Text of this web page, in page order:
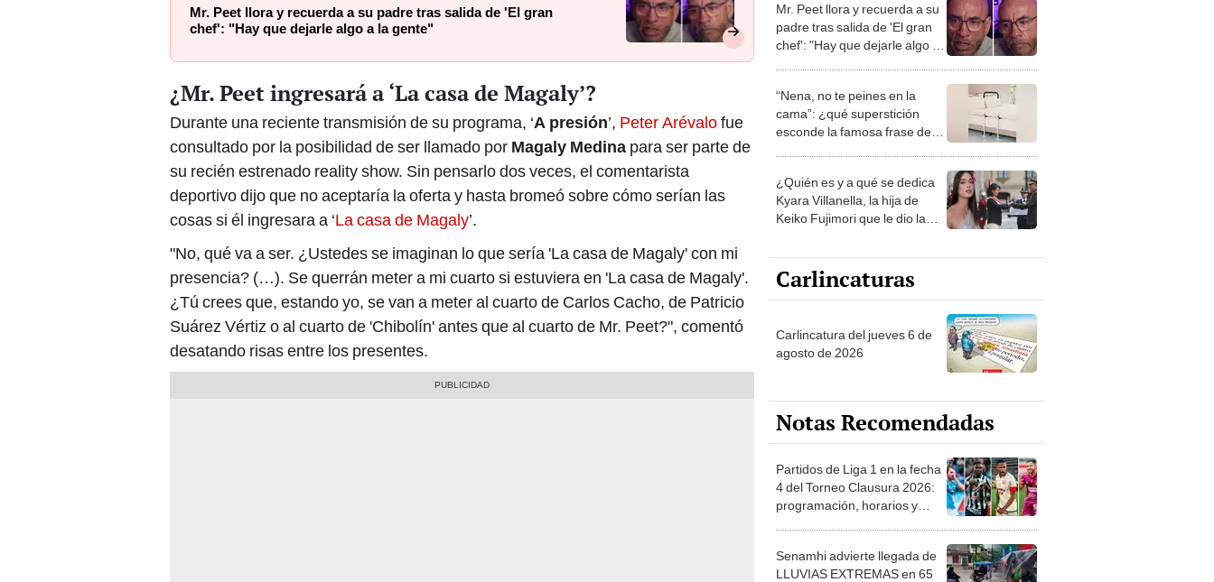
Mr. Peet llora y recuerda a su padre tras salida de 'El gran
chef': "Hay que dejarle algo a la gente"
¿Mr. Peet ingresará a ‘La casa de Magaly’?
Durante una reciente transmisión de su programa, ‘A presión’, Peter Arévalofue
consultado por la posibilidad de ser llamado por Magaly Medina para ser parte de
su recién estrenado reality show. Sin pensarlo dos veces, el comentarista
deportivo dijo que no aceptaría la oferta y hasta bromeó sobre cómo serían las
cosas si él ingresara a ‘La casa de Magaly’.
"No, qué va a ser. ¿Ustedes se imaginan lo que sería 'La casa de Magaly' con mi
presencia? (…). Se querrán meter a mi cuarto si estuviera en 'La casa de Magaly'.
¿Tú crees que, estando yo, se van a meter al cuarto de Carlos Cacho, de Patricio
Suárez Vértiz o al cuarto de 'Chibolín' antes que al cuarto de Mr. Peet?", comentó
desatando risas entre los presentes.
Mr. Peet llora y recuerda a su
padre tras salida de 'El gran
chef': "Hay que dejarle algo a
“Nena, no te peines en la
cama”: ¿qué superstición
esconde la famosa frase de
¿Quién es y a qué se dedica
Kyara Villanella, la hija de
Keiko Fujimori que le dio la
Carlincaturas
Carlincatura del jueves 6 de
agosto de 2026
Notas Recomendadas
Partidos de Liga 1 en la fecha
4 del Torneo Clausura 2026:
programación, horarios y
Senamhi advierte llegada de
LLUVIAS EXTREMAS en 65